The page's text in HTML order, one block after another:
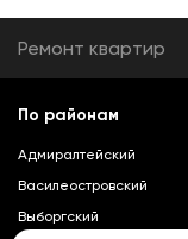
Ремонт квартир
По районам
Адмиралтейский
Василеостровский
Выборгский